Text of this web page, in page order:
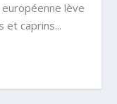
lève
et caprins...